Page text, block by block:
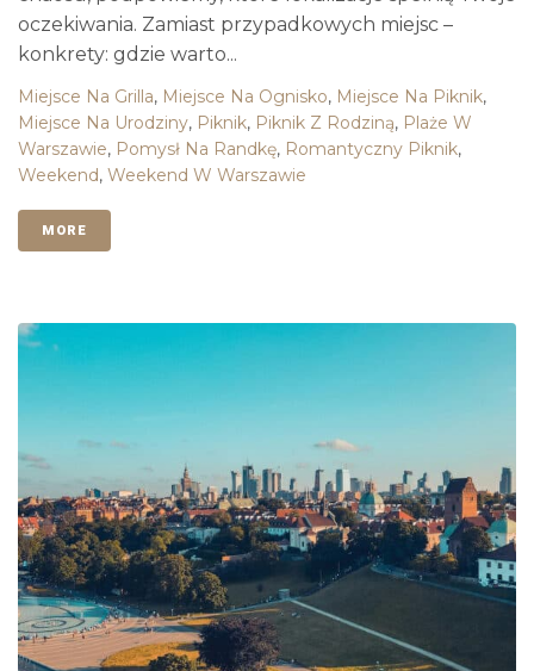
oczekiwania. Zamiast przypadkowych miejsc –
konkrety: gdzie warto...
Miejsce Na Grilla, Miejsce Na Ognisko, Miejsce Na Piknik,
Miejsce Na Urodziny, Piknik, Piknik Z Rodziną, Plaże W
Warszawie, Pomysł Na Randkę, Romantyczny Piknik,
Weekend, Weekend W Warszawie
MORE